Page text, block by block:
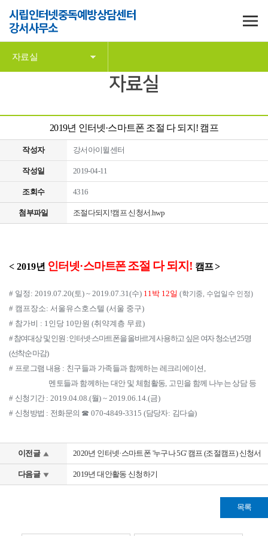
시립인터넷중독예방상담센터
강서사무소
자료실
자료실
2019년 인터넷·스마트폰 조절 다 되지! 캠프
작성자 강서아이윌센터
작성일 2019-04-11
조회수 4316
첨부파일 조절다되지!캠프 신청서.hwp
< 2019년 인터넷·스마트폰조절 다 되지! 캠프 >
# 일정: 2019.07.20(토) ~ 2019.07.31(수) 11박 12일 (학기중, 수업일수 인정)
# 캠프장소: 서울유스호스텔 (서울 중구)
# 참가비 : 1인당 10만원 (취약계층 무료)
#참여대상 및 인원 :인터넷·스마트폰을 올바르게 사용하고 싶은 여자 청소년25명
(선착순 마감)
# 프로그램 내용 : 친구들과 가족들과 함께하는 레크리에이션 ,
멘토들과 함께하는 대안 및 체험활동, 고민을 함께 나누는 상담 등
# 신청기간 : 2019.04.08.(월) ~ 2019.06.14.(금)
# 신청방법 : 전화문의 ☎ 070-4849-3315 (담당자: 김다슬)
이전글 2020년 인터넷·스마트폰 '누구나 5G' 캠프 (조절캠프) 신청서
다음글 2019년 대안활동 신청하기
목록